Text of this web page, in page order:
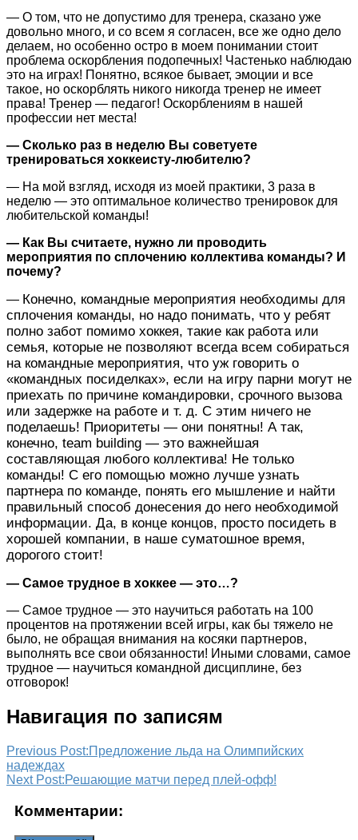
— О том, что не допустимо для тренера, сказано уже
довольно много, и со всем я согласен, все же одно дело
делаем, но особенно остро в моем понимании стоит
проблема оскорбления подопечных! Частенько наблюдаю
это на играх! Понятно, всякое бывает, эмоции и все
такое, но оскорблять никого никогда тренер не имеет
права! Тренер — педагог! Оскорблениям в нашей
профессии нет места!
— Сколько раз в неделю Вы советуете
тренироваться хоккеисту-любителю?
— На мой взгляд, исходя из моей практики, 3 раза в
неделю — это оптимальное количество тренировок для
любительской команды!
— Как Вы считаете, нужно ли проводить
мероприятия по сплочению коллектива команды? И
почему?
— Конечно, командные мероприятия необходимы для
сплочения команды, но надо понимать, что у ребят
полно забот помимо хоккея, такие как работа или
семья, которые не позволяют всегда всем собираться
на командные мероприятия, что уж говорить о
«командных посиделках», если на игру парни могут не
приехать по причине командировки, срочного вызова
или задержке на работе и т. д. С этим ничего не
поделаешь! Приоритеты — они понятны! А так,
конечно, team building — это важнейшая
составляющая любого коллектива! Не только
команды! С его помощью можно лучше узнать
партнера по команде, понять его мышление и найти
правильный способ донесения до него необходимой
информации. Да, в конце концов, просто посидеть в
хорошей компании, в наше суматошное время,
дорогого стоит!
— Самое трудное в хоккее — это…?
— Самое трудное — это научиться работать на 100
процентов на протяжении всей игры, как бы тяжело не
было, не обращая внимания на косяки партнеров,
выполнять все свои обязанности! Иными словами, самое
трудное — научиться командной дисциплине, без
отговорок!
Навигация по записям
Previous Post:Предложение льда на Олимпийских
надеждах
Next Post:Решающие матчи перед плей-офф!
Комментарии: